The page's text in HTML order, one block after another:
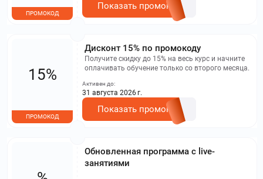
ПРОМОКОД
Показать промокод
Дисконт 15% по промокоду
Получите скидку до 15% на весь курс и начните
оплачивать обучение только со второго месяца.
15%
ПРОМОКОД
Активен до:
31 августа 2026 г.
Показать промокод
Обновленная программа с live-
занятиями